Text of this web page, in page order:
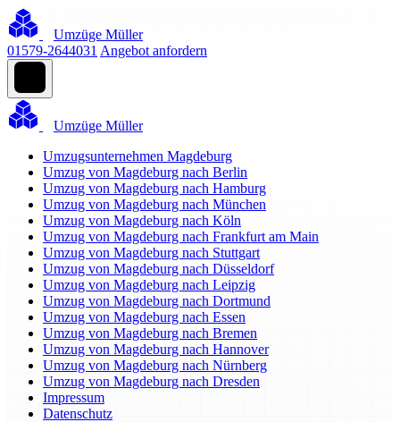
Umzüge Müller
01579-2644031 Angebot anfordern
Umzüge Müller
Umzugsunternehmen Magdeburg
Umzug von Magdeburg nach Berlin
Umzug von Magdeburg nach Hamburg
Umzug von Magdeburg nach München
Umzug von Magdeburg nach Köln
Umzug von Magdeburg nach Frankfurt am Main
Umzug von Magdeburg nach Stuttgart
Umzug von Magdeburg nach Düsseldorf
Umzug von Magdeburg nach Leipzig
Umzug von Magdeburg nach Dortmund
Umzug von Magdeburg nach Essen
Umzug von Magdeburg nach Bremen
Umzug von Magdeburg nach Hannover
Umzug von Magdeburg nach Nürnberg
Umzug von Magdeburg nach Dresden
Impressum
Datenschutz